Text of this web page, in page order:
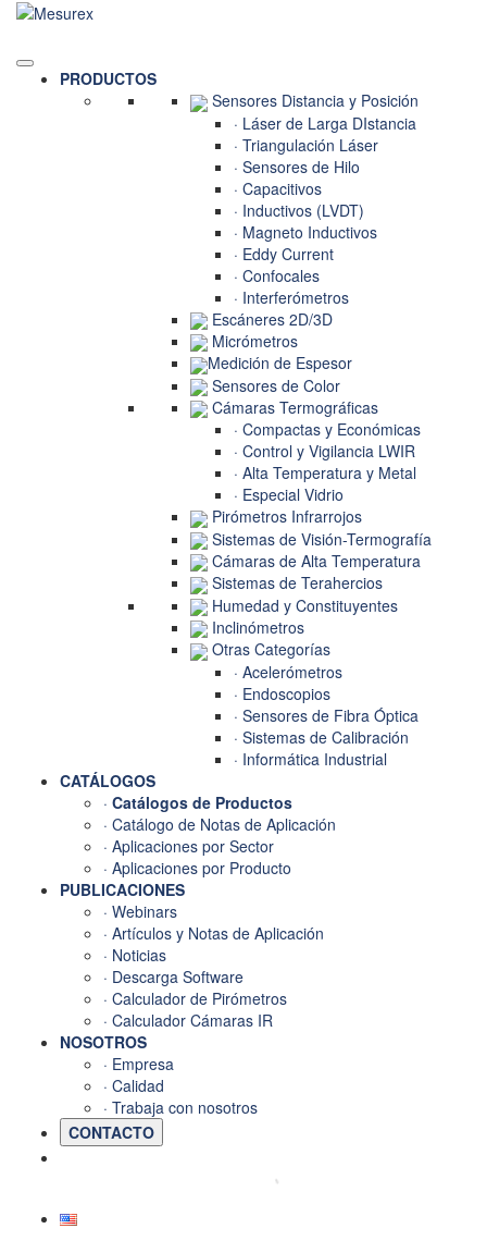
Saltar
contenido
PRODUCTOS
Sensores Distancia y Posición
· Láser de Larga DIstancia
· Triangulación Láser
· Sensores de Hilo
· Capacitivos
· Inductivos (LVDT)
· Magneto Inductivos
· Eddy Current
· Confocales
· Interferómetros
Escáneres 2D/3D
Micrómetros
Medición de Espesor
Sensores de Color
Cámaras Termográficas
· Compactas y Económicas
· Control y Vigilancia LWIR
· Alta Temperatura y Metal
· Especial Vidrio
Pirómetros Infrarrojos
Sistemas de Visión-Termografía
Cámaras de Alta Temperatura
Sistemas de Terahercios
Humedad y Constituyentes
Inclinómetros
Otras Categorías
· Acelerómetros
· Endoscopios
· Sensores de Fibra Óptica
· Sistemas de Calibración
· Informática Industrial
CATÁLOGOS
· Catálogos de Productos
· Catálogo de Notas de Aplicación
· Aplicaciones por Sector
· Aplicaciones por Producto
PUBLICACIONES
· Webinars
· Artículos y Notas de Aplicación
· Noticias
· Descarga Software
· Calculador de Pirómetros
· Calculador Cámaras IR
NOSOTROS
· Empresa
· Calidad
· Trabaja con nosotros
CONTACTO